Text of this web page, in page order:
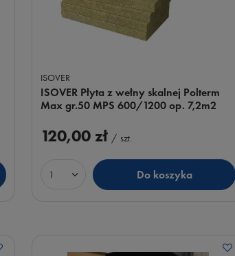
ISOVER
ISOVER Płyta z wełny skalnej Polterm
Max gr.50 MPS 600/1200 op. 7,2m2
120,00 zł / szt.
Ilość produktów Do koszyka